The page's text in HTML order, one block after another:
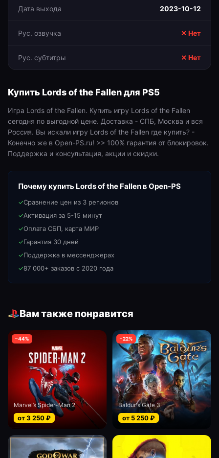
Дата выхода 2023-10-12
Рус. озвучка ✕ Нет
Рус. субтитры ✕ Нет
Купить Lords of the Fallenдля PS5
Игра Lords of the Fallen. Купить игру Lords of the Fallen
сегодня по выгодной цене. Доставка - СПБ, Москва и вся
Россия. Вы искали игру Lords of the Fallen где купить? -
Конечно же в Open-PS.ru! >> 100% гарантия от блокировок.
Поддержка и консультация, акции и скидки.
Почему купить Lords of the Fallenв Open-PS
✓Сравнение цен из 3 регионов
✓Активация за 5-15 минут
✓Оплата СБП, карта МИР
✓Гарантия 30 дней
✓Поддержка в мессенджерах
✓87 000+ заказов с 2020 года
Вам также понравится
−44%
Marvel’s Spider-Man 2
от3 250₽
−22%
Baldur's Gate 3
от 5 250₽